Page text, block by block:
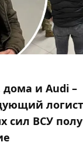
дома и Audi –
сил ВСУ